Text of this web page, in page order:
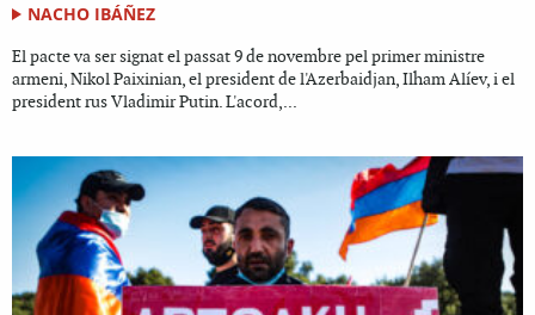
NACHO IBÁÑEZ
El pacte va ser signat el passat 9 de novembre pel primer ministre
armeni, Nikol Paixinian, el president de l'Azerbaidjan, Ilham Alíev, i el
president rus Vladimir Putin. L'acord,...